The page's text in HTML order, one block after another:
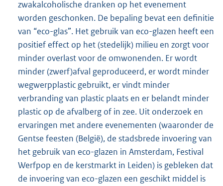
zwakalcoholische dranken op het evenement
worden geschonken. De bepaling bevat een definitie
van “eco-glas”. Het gebruik van eco-glazen heeft een
positief effect op het (stedelijk) milieu en zorgt voor
minder overlast voor de omwonenden. Er wordt
minder (zwerf)afval geproduceerd, er wordt minder
wegwerpplastic gebruikt, er vindt minder
verbranding van plastic plaats en er belandt minder
plastic op de afvalberg of in zee. Uit onderzoek en
ervaringen met andere evenementen (waaronder de
Gentse feesten (België), de stadsbrede invoering van
het gebruik van eco-glazen in Amsterdam, Festival
Werfpop en de kerstmarkt in Leiden) is gebleken dat
de invoering van eco-glazen een geschikt middel is